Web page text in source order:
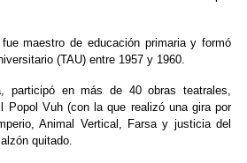
maestro de educación primaria y formó
(TAU) entre 1957 y 1960.
participó en más de 40 obras teatrales,
Popol Vuh (con la que realizó una gira por
Animal Vertical, Farsa y justicia del
quitado.